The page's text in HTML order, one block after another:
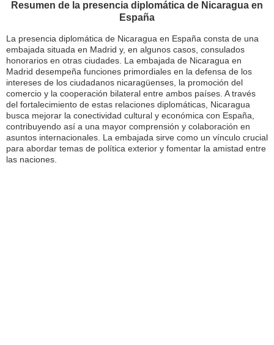
Resumen de la presencia diplomática de Nicaragua en
España
La presencia diplomática de Nicaragua en España consta de una
embajada situada en Madrid y, en algunos casos, consulados
honorarios en otras ciudades. La embajada de Nicaragua en
Madrid desempeña funciones primordiales en la defensa de los
intereses de los ciudadanos nicaragüenses, la promoción del
comercio y la cooperación bilateral entre ambos países. A través
del fortalecimiento de estas relaciones diplomáticas, Nicaragua
busca mejorar la conectividad cultural y económica con España,
contribuyendo así a una mayor comprensión y colaboración en
asuntos internacionales. La embajada sirve como un vínculo crucial
para abordar temas de política exterior y fomentar la amistad entre
las naciones.